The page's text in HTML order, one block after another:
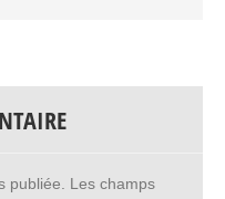
publiée.
Les champs